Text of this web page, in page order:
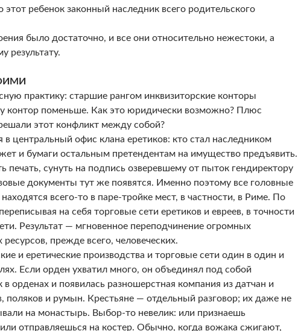
ребенок законный наследник всего родительского
было достаточно, и все они относительно нежестоки, а
результату.
практику: старшие рангом инквизиторские конторы
контор поменьше. Как это юридически возможно? Плюс
этот конфликт между собой?
в центральный офис клана еретиков: кто стал наследником
и бумаги остальным претендентам на имущество предъявить.
печать, сунуть на подпись озверевшему от пыток гендиректору
документы тут же появятся. Именно поэтому все головные
всего-то в паре-тройке мест, в частности, в Риме. По
на себя торговые сети еретиков и евреев, в точности
Результат — мгновенное переподчинение огромных
прежде всего, человеческих.
и еретические производства и торговые сети один в один и
Если орден ухватил много, он объединял под собой
в орденах и появилась разношерстная компания из датчан и
поляков и румын. Крестьяне — отдельный разговор; их даже не
на монастырь. Выбор-то невелик: или признаешь
отправляешься на костер. Обычно, когда вожака сжигают,